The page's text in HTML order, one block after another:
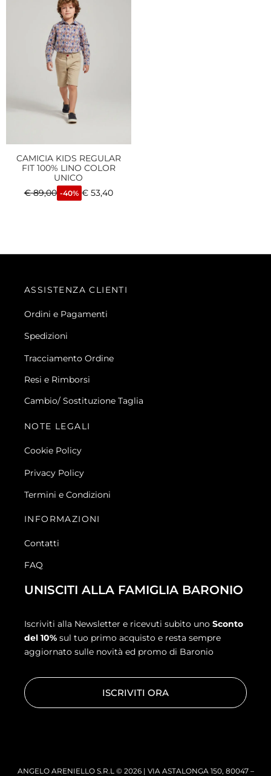
CAMICIA KIDS REGULAR
FIT 100% LINO COLOR
UNICO
€89,00 -40% €53,40
ASSISTENZA CLIENTI
Ordini e Pagamenti
Spedizioni
Tracciamento Ordine
Resi e Rimborsi
Cambio/ Sostituzione Taglia
NOTE LEGALI
Cookie Policy
Privacy Policy
Termini e Condizioni
INFORMAZIONI
Contatti
FAQ
UNISCITI ALLA FAMIGLIA BARONIO
Iscriviti alla Newsletter e ricevuti subito uno Sconto
del 10% sul tuo primo acquisto e resta sempre
aggiornato sulle novità ed promo di Baronio
ISCRIVITI ORA
ANGELO ARENIELLO S.R.L © 2026 | VIA ASTALONGA 150, 80047 –